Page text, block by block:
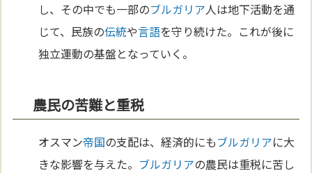
し、その中でも一部のブルガリア人は地下活動を通
じて、民族の伝統や言語を守り続けた。これが後に
独立運動の基盤となっていく。
農民の苦難と重税
オスマン帝国の支配は、経済的にもブルガリアに大
きな影響を与えた。 ブルガリアの農民は重税に苦し